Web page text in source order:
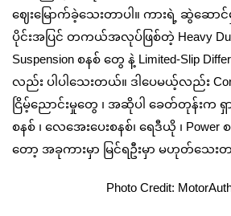
ဈေးမြောက်ခဲ့သေးတာပါ။ ကားရဲ့ ဆွဲဆော
ပိုင်းအပြင် တကယ်အလုပ်ဖြစ်တဲ့ Heavy
Suspension စနစ် တွေ နဲ့ Limited-Slip
လည်း ပါပါသေးတယ်။ ဒါပေမယ့်လည်း
ငြိမ့်ညောင်းမှုတွေ ၊ အဆိုပါ ခေတ်တုန်းက ရှ
စနစ် ၊ လေအေးပေးစနစ်၊ ရေဒီယို ၊
တော့ အခုကားမှာ မြင်ရဦးမှာ မဟုတ်သေးတ
Photo Credit: